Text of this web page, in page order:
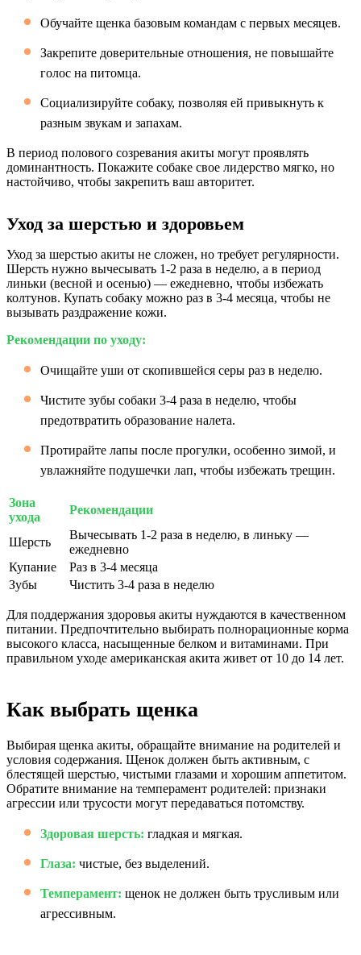
Обучайте щенка базовым командам с первых месяцев.
Закрепите доверительные отношения, не повышайте
голос на питомца.
Социализируйте собаку, позволяя ей привыкнуть к
разным звукам и запахам.
В период полового созревания акиты могут проявлять
доминантность. Покажите собаке свое лидерство мягко, но
настойчиво, чтобы закрепить ваш авторитет.
Уход за шерстью и здоровьем
Уход за шерстью акиты не сложен, но требует регулярности.
Шерсть нужно вычесывать 1-2 раза в неделю, а в период
линьки (весной и осенью) — ежедневно, чтобы избежать
колтунов. Купать собаку можно раз в 3-4 месяца, чтобы не
вызывать раздражение кожи.
Рекомендации по уходу:
Очищайте уши от скопившейся серы раз в неделю.
Чистите зубы собаки 3-4 раза в неделю, чтобы
предотвратить образование налета.
Протирайте лапы после прогулки, особенно зимой, и
увлажняйте подушечки лап, чтобы избежать трещин.
Зона
ухода
Рекомендации
Шерсть
Вычесывать 1-2 раза в неделю, в линьку —
ежедневно
Купание
Раз в 3-4 месяца
Зубы
Чистить 3-4 раза в неделю
Для поддержания здоровья акиты нуждаются в качественном
питании. Предпочтительно выбирать полнорационные корма
высокого класса, насыщенные белком и витаминами. При
правильном уходе американская акита живет от 10 до 14 лет.
Как выбрать щенка
Выбирая щенка акиты, обращайте внимание на родителей и
условия содержания. Щенок должен быть активным, с
блестящей шерстью, чистыми глазами и хорошим аппетитом.
Обратите внимание на темперамент родителей: признаки
агрессии или трусости могут передаваться потомству.
Здоровая шерсть: гладкая и мягкая.
Глаза: чистые, без выделений.
Темперамент: щенок не должен быть трусливым или
агрессивным.